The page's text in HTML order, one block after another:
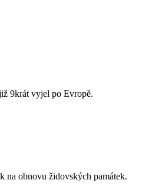
9krát vyjel po Evropě.
na obnovu židovských památek.